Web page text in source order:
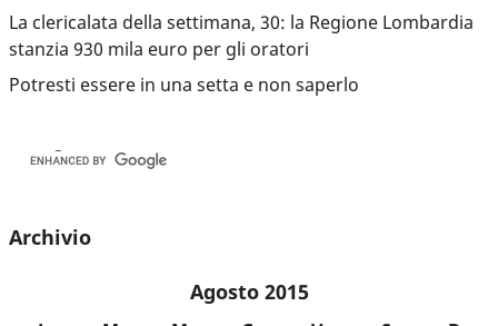
La clericalata della settimana, 30: la Regione Lombardia
stanzia 930 mila euro per gli oratori
Potresti essere in una setta e non saperlo
Archivio
Agosto 2015